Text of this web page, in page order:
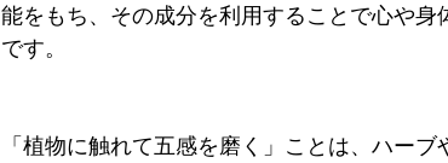
能をもち、その成分を利用することで心や
です。
「植物に触れて五感を磨く」ことは、ハーブ